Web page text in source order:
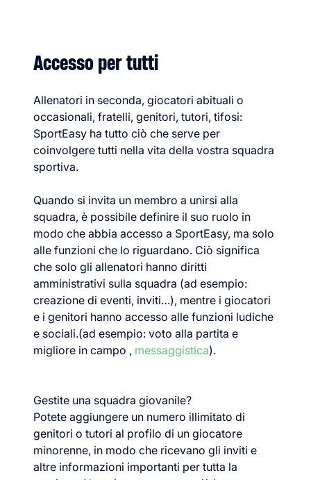
Accesso per tutti
Allenatori in seconda, giocatori abituali o
occasionali, fratelli, genitori, tutori, tifosi:
SportEasy ha tutto ciò che serve per
coinvolgere tutti nella vita della vostra squadra
sportiva.
Quando si invita un membro a unirsi alla
squadra, è possibile definire il suo ruolo in
modo che abbia accesso a SportEasy, ma solo
alle funzioni che lo riguardano. Ciò significa
che solo gli allenatori hanno diritti
amministrativi sulla squadra (ad esempio:
creazione di eventi, inviti…), mentre i giocatori
e i genitori hanno accesso alle funzioni ludiche
e sociali.(ad esempio: voto alla partita e
migliore in campo , messaggistica).
Gestite una squadra giovanile?
Potete aggiungere un numero illimitato di
genitori o tutori al profilo di un giocatore
minorenne, in modo che ricevano gli inviti e
altre informazioni importanti per tutta la